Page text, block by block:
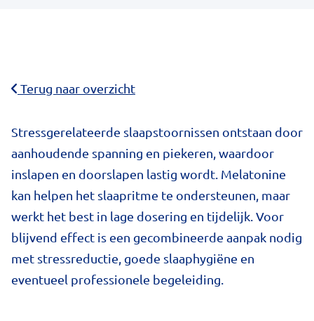
Terug naar overzicht
Stressgerelateerde slaapstoornissen ontstaan door
aanhoudende spanning en piekeren, waardoor
inslapen en doorslapen lastig wordt. Melatonine
kan helpen het slaapritme te ondersteunen, maar
werkt het best in lage dosering en tijdelijk. Voor
blijvend effect is een gecombineerde aanpak nodig
met stressreductie, goede slaaphygiëne en
eventueel professionele begeleiding.